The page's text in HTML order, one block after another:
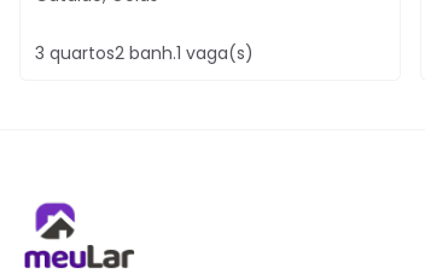
3 quartos2 banh.1 vaga(s)